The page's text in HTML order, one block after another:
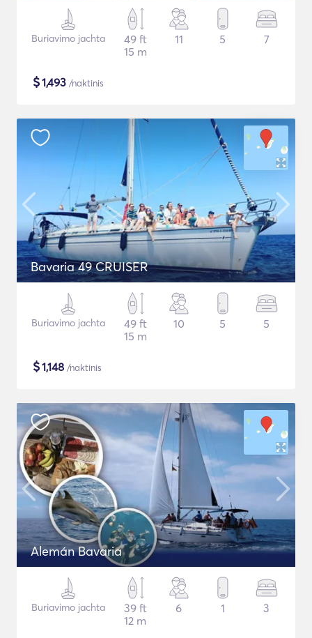
Buriavimo jachta
49 ft
15 m
11 5 7
$1,493 /naktinis
Bavaria 49 CRUISER
Buriavimo jachta
49 ft
15 m
10 5 5
$1,148 /naktinis
Alemán Bavaria
Buriavimo jachta
39 ft
12 m
6 1 3